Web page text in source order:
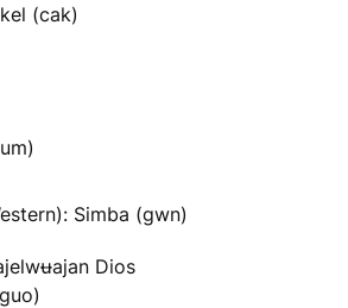
(cak)
Simba (gwn)
Dios